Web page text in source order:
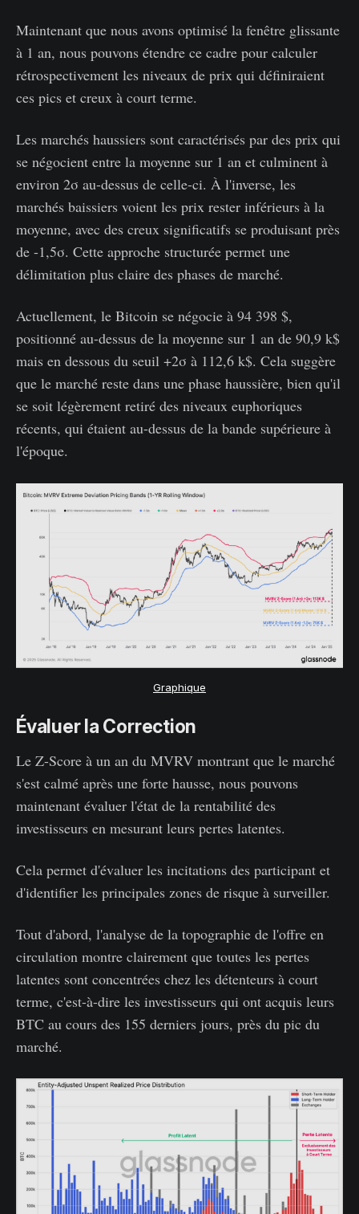
Maintenant que nous avons optimisé la fenêtre glissante
à 1 an, nous pouvons étendre ce cadre pour calculer
rétrospectivement les niveaux de prix qui définiraient
ces pics et creux à court terme.
Les marchés haussiers sont caractérisés par des prix qui
se négocient entre la moyenne sur 1 an et culminent à
environ 2σ au-dessus de celle-ci. À l'inverse, les
marchés baissiers voient les prix rester inférieurs à la
moyenne, avec des creux significatifs se produisant près
de -1,5σ. Cette approche structurée permet une
délimitation plus claire des phases de marché.
Actuellement, le Bitcoin se négocie à 94 398 $,
positionné au-dessus de la moyenne sur 1 an de 90,9 k$
mais en dessous du seuil +2σ à 112,6 k$. Cela suggère
que le marché reste dans une phase haussière, bien qu'il
se soit légèrement retiré des niveaux euphoriques
récents, qui étaient au-dessus de la bande supérieure à
l'époque.
Graphique
Évaluer la Correction
Le Z-Score à un an du MVRV montrant que le marché
s'est calmé après une forte hausse, nous pouvons
maintenant évaluer l'état de la rentabilité des
investisseurs en mesurant leurs pertes latentes.
Cela permet d'évaluer les incitations des participant et
d'identifier les principales zones de risque à surveiller.
Tout d'abord, l'analyse de la topographie de l'offre en
circulation montre clairement que toutes les pertes
latentes sont concentrées chez les détenteurs à court
terme, c'est-à-dire les investisseurs qui ont acquis leurs
BTC au cours des 155 derniers jours, près du pic du
marché.